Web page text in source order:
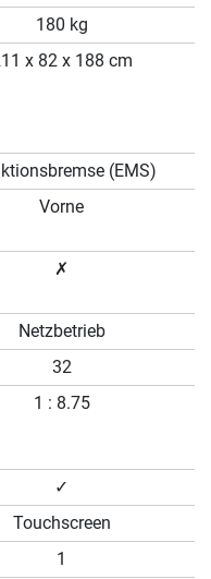
180 kg
x 82 x 188 cm
(EMS)
Vorne
✗
Netzbetrieb
32
1 : 8.75
✓
Touchscreen
1